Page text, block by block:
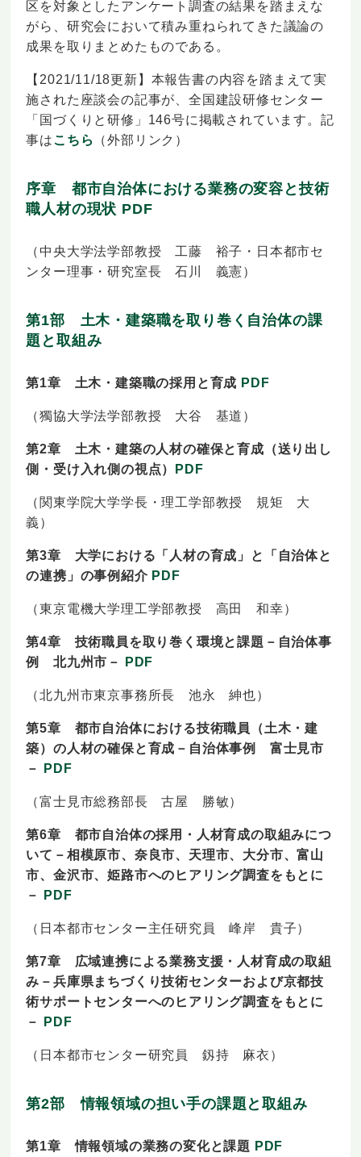
区を対象としたアンケート調査の結果を踏まえな
がら、研究会において積み重ねられてきた議論の
成果を取りまとめたものである。
【2021/11/18更新】本報告書の内容を踏まえて実
施された座談会の記事が、全国建設研修センター
「国づくりと研修」146号に掲載されています。記
事はこちら （外部リンク）
序章 都市自治体における業務の変容と技術
職人材の現状 PDF
（中央大学法学部教授 工藤 裕子・日本都市セ
ンター理事・研究室長 石川 義憲）
第1部 土木・建築職を取り巻く自治体の課
題と取組み
第1章 土木・建築職の採用と育成 PDF
（獨協大学法学部教授 大谷 基道）
第2章 土木・建築の人材の確保と育成（送り出し
側・受け入れ側の視点）
PDF
（関東学院大学学長・理工学部教授 規矩 大
義）
第3章 大学における「人材の育成」と「自治体と
の連携」の事例紹介 PDF
（東京電機大学理工学部教授 高田 和幸）
第4章 技術職員を取り巻く環境と課題－自治体事
例 北九州市－
PDF
（北九州市東京事務所長 池永 紳也）
第5章 都市自治体における技術職員（土木・建
築）の人材の確保と育成－自治体事例 富士見市
－
PDF
（富士見市総務部長 古屋 勝敏）
第6章 都市自治体の採用・人材育成の取組みにつ
いて－相模原市、奈良市、天理市、大分市、富山
市、金沢市、姫路市へのヒアリング調査をもとに
－
PDF
（日本都市センター主任研究員 峰岸 貴子）
第7章 広域連携による業務支援・人材育成の取組
み－兵庫県まちづくり技術センターおよび京都技
術サポートセンターへのヒアリング調査をもとに
－
PDF
（日本都市センター研究員 釼持 麻衣）
第2部 情報領域の担い手の課題と取組み
第1章 情報領域の業務の変化と課題 PDF